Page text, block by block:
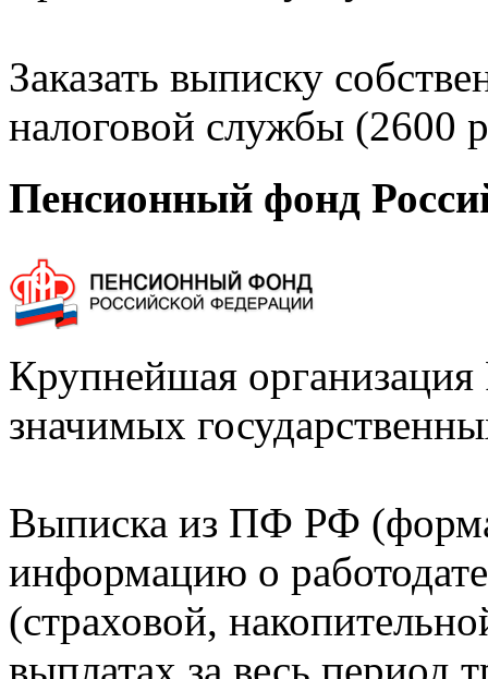
Заказать выписку
налоговой службы (2600
Пенсионный фонд
Крупнейшая
значимых
Выписка из ПФ РФ
информацию о
(страховой,
выплатах за весь период